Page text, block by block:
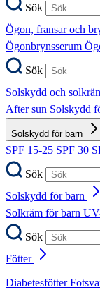
Sök
Ögon, fransar och
Ögonbrynsserum
Sök
Solskydd och
After sun Solskydd
Solskydd för barn
SPF 15-25 SPF 30
Sök
Solskydd för barn
Solkräm för barn
Sök
Fötter
Diabetesfötter